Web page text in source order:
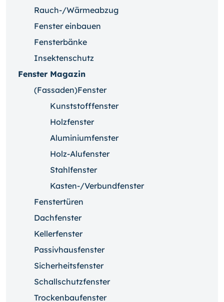
Rauch-/Wärmeabzug
Fenster einbauen
Fensterbänke
Insektenschutz
Fenster Magazin
(Fassaden)Fenster
Kunststofffenster
Holzfenster
Aluminiumfenster
Holz-Alufenster
Stahlfenster
Kasten-/Verbundfenster
Fenstertüren
Dachfenster
Kellerfenster
Passivhausfenster
Sicherheitsfenster
Schallschutzfenster
Trockenbaufenster